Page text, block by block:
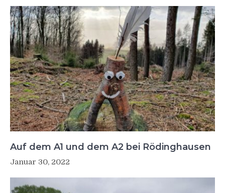
Auf dem A1 und dem A2 bei Rödinghausen
Januar 30, 2022